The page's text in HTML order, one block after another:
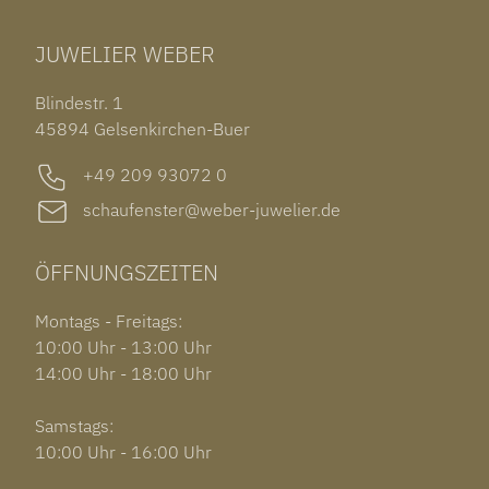
OHRSCHMUCK
OUT OF COLLECTION
ROLEX SUBMARINER DATE
GARMIN VENU 3S
JUWELIER WEBER
Blindestr. 1
45894 Gelsenkirchen-Buer
+49 209 93072 0
schaufenster@weber-juwelier.de
ÖFFNUNGSZEITEN
Montags - Freitags:
10:00 Uhr - 13:00 Uhr
14:00 Uhr - 18:00 Uhr
Samstags:
10:00 Uhr - 16:00 Uhr